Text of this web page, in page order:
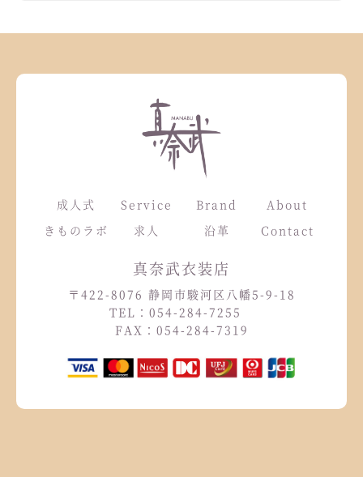
成人式 Service Brand
About
きものラボ
求人 沿革 Contact
真奈武衣装店
〒422-8076 静岡市駿河区八幡5-9-18
TEL：054-284-7255
FAX：054-284-7319